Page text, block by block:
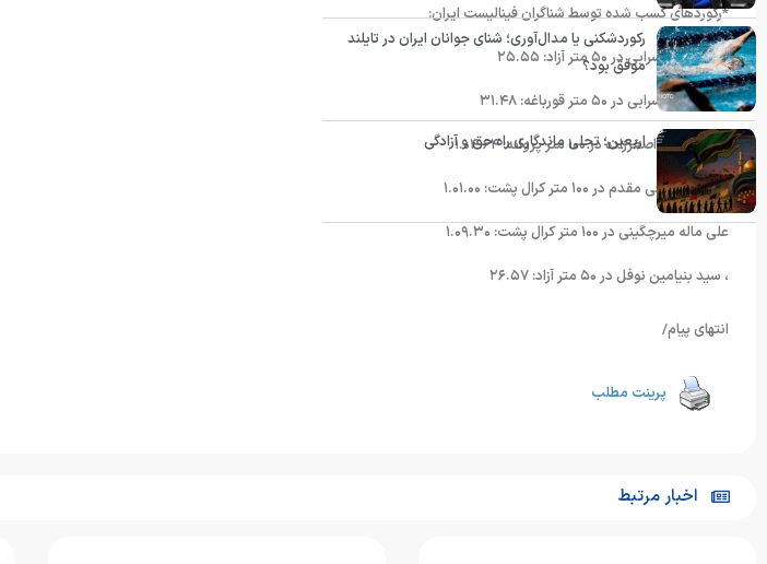
*رکوردهای کسب شده توسط شناگران فینالیست ایران:
امیر محمد سرابی در ۵۰ متر آزاد: ۲۵.۵۵
امیر محمد سرابی در ۵۰ متر قورباغه: ۳۱.۴۸
امیررضا علی اصغرزاده در ۱۰۰ متر پروانه: ۱.۰۴.۶۴
محمد صحافی مقدم در ۱۰۰ متر کرال پشت: ۱.۰۱.۰۰
علی ماله میرچگینی در ۱۰۰ متر کرال پشت: ۱.۰۹.۳۰
، سید بنیامین نوفل در ۵۰ متر آزاد: ۲۶.۵۷
انتهای پیام/
پرینت مطلب
رکوردشکنی یا مدال‌آوری؛ شنای جوانان ایران در تایلند
موفق بود؟
اربعین؛ تجلی ماندگاری راه حق و آزادگی
اخبار مرتبط